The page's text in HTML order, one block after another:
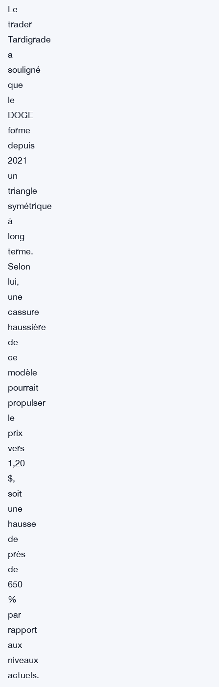
Le
trader
Tardigrade
a
souligné
que
le
DOGE
forme
depuis
2021
un
triangle
symétrique
à
long
terme.
Selon
lui,
une
cassure
haussière
de
ce
modèle
pourrait
propulser
le
prix
vers
1,20
$,
soit
une
hausse
de
près
de
650
%
par
rapport
aux
niveaux
actuels.